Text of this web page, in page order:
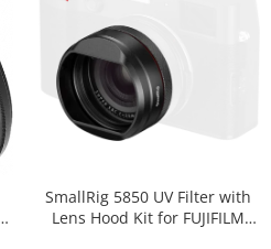
SmallRig 5850 UV Filter with
Lens Hood Kit for FUJIFILM